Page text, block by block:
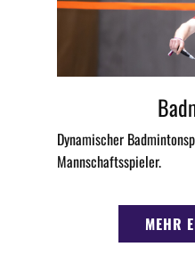
Dynamischer
Mannschaftsspieler.
MEHR